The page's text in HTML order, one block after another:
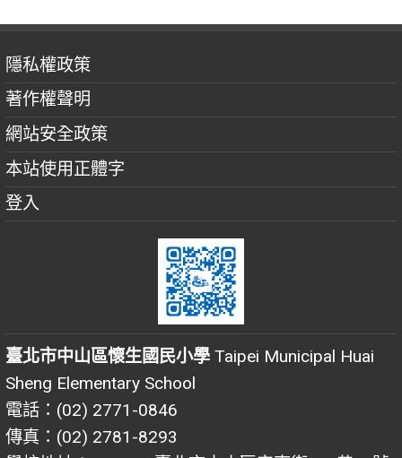
隱私權政策
著作權聲明
網站安全政策
本站使用正體字
登入
臺北市中山區懷生國民小學 Taipei Municipal Huai
Sheng Elementary School
電話：(02) 2771-0846
傳真：(02) 2781-8293